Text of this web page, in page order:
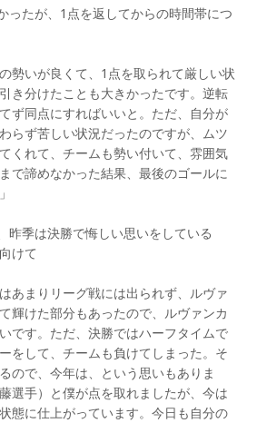
ったが、1点を返してからの時間帯につ
勢いが良くて、1点を取られて厳しい状
き分けたことも大きかったです。逆転
ず同点にすればいいと。ただ、自分が
らず苦しい状況だったのですが、ムツ
くれて、チームも勢い付いて、雰囲気
で諦めなかった結果、最後のゴールに
昨季は決勝で悔しい思いをしている
けて
あまりリーグ戦には出られず、ルヴァ
輝けた部分もあったので、ルヴァンカ
です。ただ、決勝ではハーフタイムで
をして、チームも負けてしまった。そ
ので、今年は、という思いもありま
選手）と僕が点を取れましたが、今は
態に仕上がっています。今日も自分の